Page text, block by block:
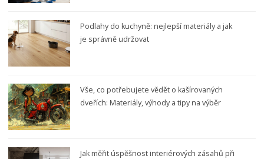
Podlahy do kuchyně: nejlepší materiály a jak
je správně udržovat
Vše, co potřebujete vědět o kašírovaných
dveřích: Materiály, výhody a tipy na výběr
Jak měřit úspěšnost interiérových zásahů při